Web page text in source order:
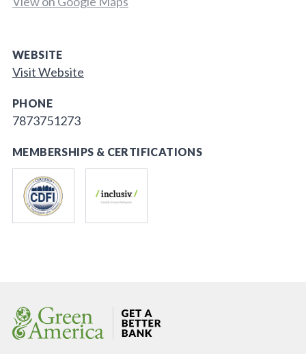
WEBSITE
Visit Website
PHONE
7873751273
MEMBERSHIPS & CERTIFICATIONS